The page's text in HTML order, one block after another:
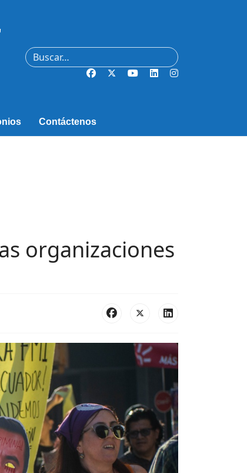
Buscar
Contáctenos
organizaciones